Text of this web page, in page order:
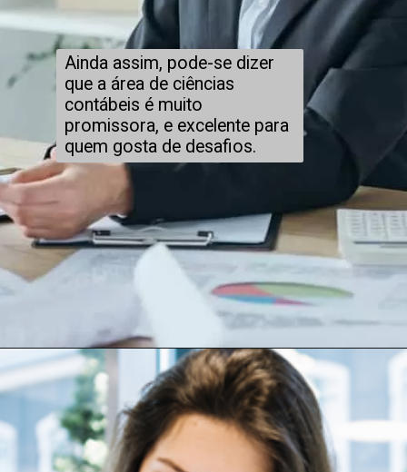
Ainda assim, pode-se dizer
que a área de ciências
contábeis é muito
promissora, e excelente para
quem gosta de desafios.